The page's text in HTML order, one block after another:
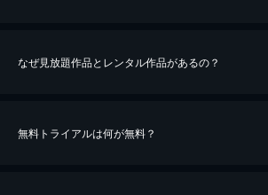
なぜ見放題作品とレンタル作品があるの？
無料トライアルは何が無料？